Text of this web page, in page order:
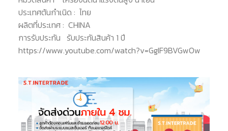
ประเทศต้นกำเนิด : ไทย
ผลิตที่ประเทศ : CHINA
การรับประกัน รับประกันสินค้า 1 ปี
https://www.youtube.com/watch?v=GgIF9BVGwOw